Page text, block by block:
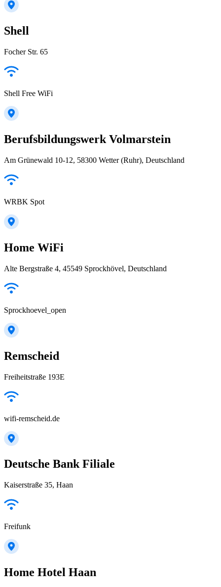
Shell
Focher Str. 65
Shell Free WiFi
Berufsbildungswerk Volmarstein
Am Grünewald 10-12, 58300 Wetter (Ruhr), Deutschland
WRBK Spot
Home WiFi
Alte Bergstraße 4, 45549 Sprockhövel, Deutschland
Sprockhoevel_open
Remscheid
Freiheitstraße 193E
wifi-remscheid.de
Deutsche Bank Filiale
Kaiserstraße 35, Haan
Freifunk
Home Hotel Haan